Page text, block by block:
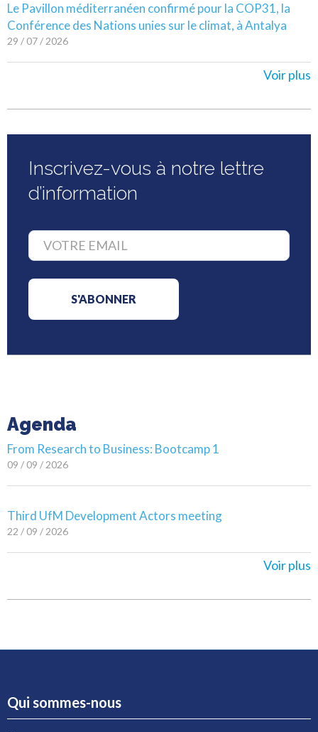
Le Pavillon méditerranéen confirmé pour la COP31, la
Conférence des Nations unies sur le climat, à Antalya
29 / 07 / 2026
Voir plus
Inscrivez-vous à notre lettre
d’information
Agenda
From Research to Business: Bootcamp 1
09 / 09 / 2026
Third UfM Development Actors meeting
22 / 09 / 2026
Voir plus
Qui sommes-nous